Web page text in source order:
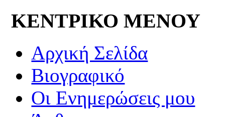
ΚΕΝΤΡΙΚΟ ΜΕΝΟΥ
Αρχική Σελίδα
Βιογραφικό
Οι Ενημερώσεις μου